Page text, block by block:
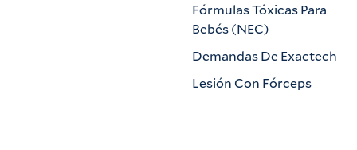
Fórmulas Tóxicas Para
Bebés (NEC)
Demandas De Exactech
Lesión Con Fórceps